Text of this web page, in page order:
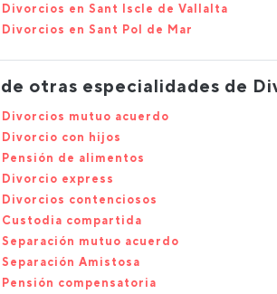
en Sant Iscle de Vallalta
en Sant Pol de Mar
otras especialidades de
mutuo acuerdo
con hijos
de alimentos
express
contenciosos
compartida
mutuo acuerdo
Amistosa
compensatoria